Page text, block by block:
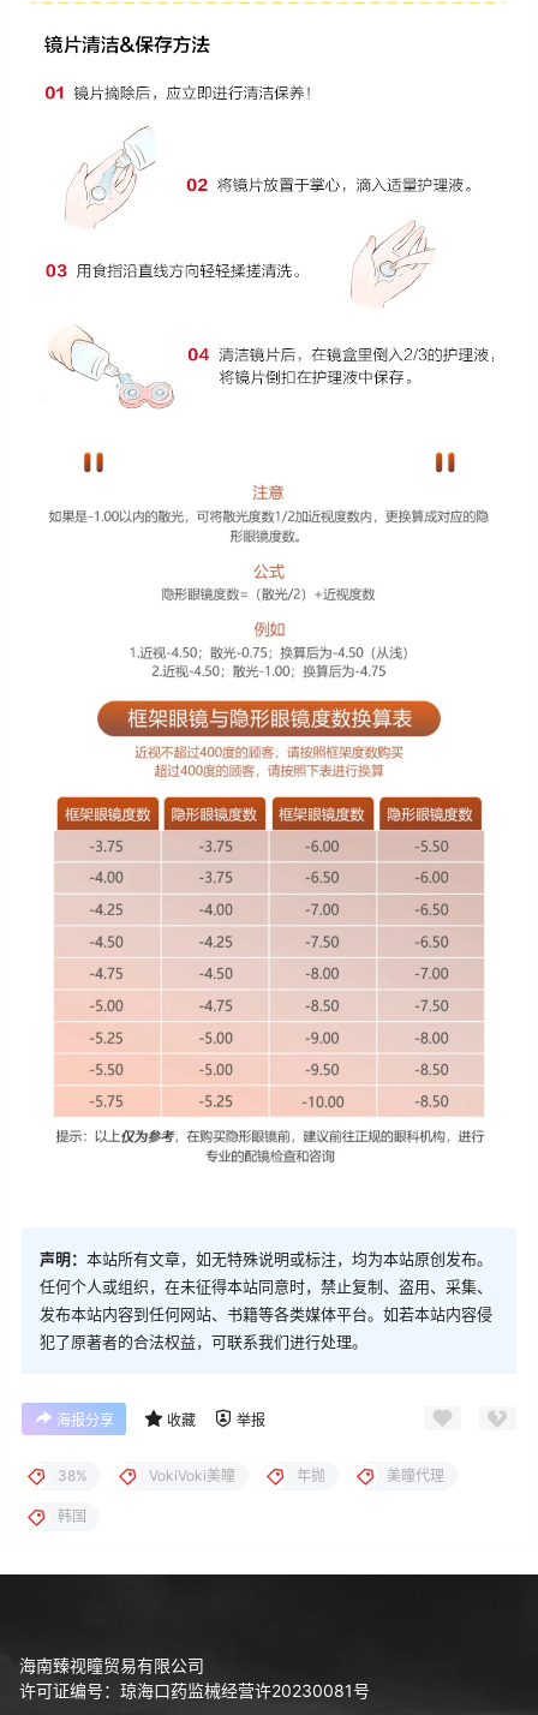
声明： 本站所有文章，如无特殊说明或标注，均为本站原创发布。
任何个人或组织，在未征得本站同意时，禁止复制、盗用、采集、
发布本站内容到任何网站、书籍等各类媒体平台。如若本站内容侵
犯了原著者的合法权益，可联系我们进行处理。
海报分享 收藏 举报
38% VokiVoki美瞳 年抛 美瞳代理
韩国
海南臻视瞳贸易有限公司
许可证编号：琼海口药监械经营许20230081号